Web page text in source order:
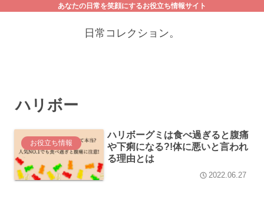
あなたの日常を笑顔にするお役立ち情報サイト
日常コレクション。
ハリボー
お役立ち情報
ハリボーグミは食べ過ぎると腹痛
や下痢になる?!体に悪いと言われ
る理由とは
2022.06.27